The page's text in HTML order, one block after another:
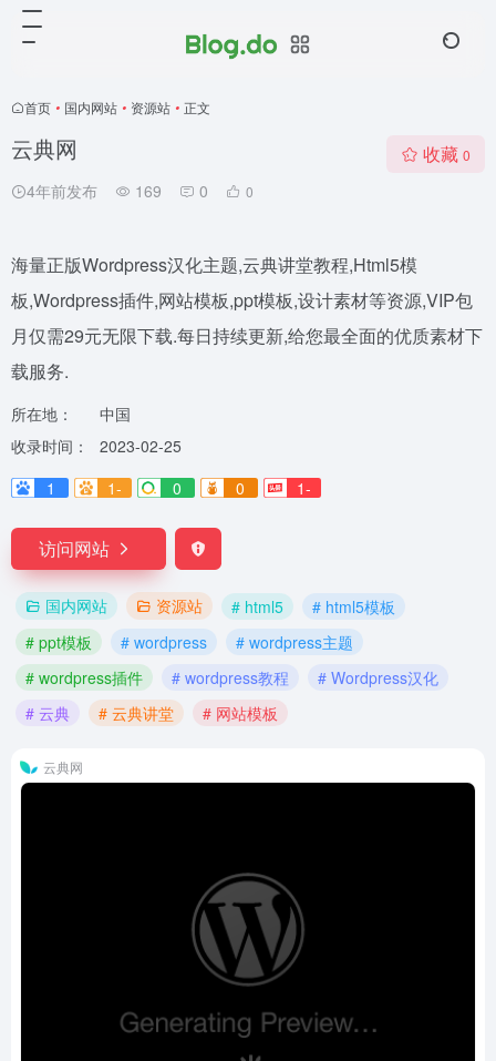
首页 • 国内网站 • 资源站 • 正文
云典网
4年前发布 169 0 0
收藏 0
海量正版Wordpress汉化主题,云典讲堂教程,Html5模
板,Wordpress插件,网站模板,ppt模板,设计素材等资源,VIP包
月仅需29元无限下载.每日持续更新,给您最全面的优质素材下
载服务.
所在地：
中国
收录时间：
2023-02-25
1
1- 0 0 1-
访问网站
国内网站 资源站 # html5
# html5模板
# ppt模板
# wordpress
# wordpress主题
# wordpress插件
# wordpress教程
# Wordpress汉化
# 云典
# 云典讲堂 # 网站模板
云典网